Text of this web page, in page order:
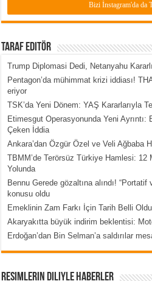
Bizi İnstagram'da da
Taraf Editör
Trump Diplomasi Dedi, Netanyahu
Pentagon’da mühimmat krizi iddiası!
eriyor
TSK’da Yeni Dönem: YAŞ Kararlarıyla
Etimesgut Operasyonunda Yeni
Çeken İddia
Ankara’dan Özgür Özel ve Veli Ağbaba
TBMM’de Terörsüz Türkiye Hamlesi:
Yolunda
Bennu Gerede gözaltına alındı!
konusu oldu
Emeklinin Zam Farkı İçin Tarih Belli
Akaryakıtta büyük indirim beklentisi:
Erdoğan’dan Bin Selman’a saldırılar
Resimlerin Diliyle Haberler